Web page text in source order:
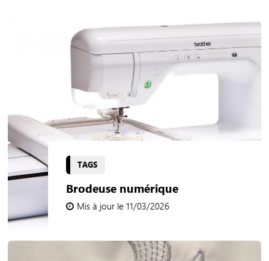
TAGS
Brodeuse numérique
Mis à jour le 11/03/2026